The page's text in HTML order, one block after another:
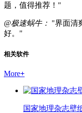
题，值得推荐！"
@极速蜗牛： "界面清
好。"
相关软件
More+
国家地理杂志壁